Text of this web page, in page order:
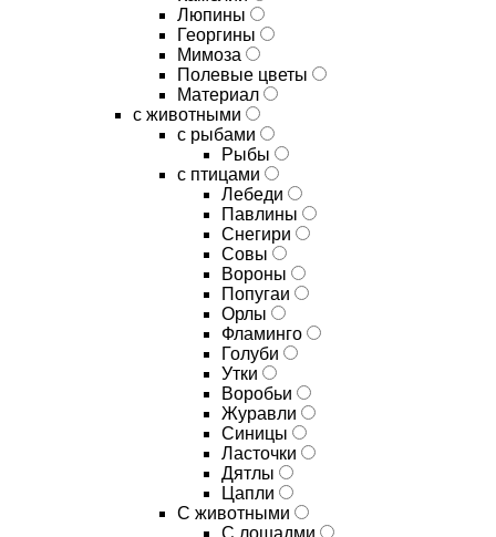
Люпины
Георгины
Мимоза
Полевые цветы
Материал
с животными
с рыбами
Рыбы
с птицами
Лебеди
Павлины
Снегири
Совы
Вороны
Попугаи
Орлы
Фламинго
Голуби
Утки
Воробьи
Журавли
Синицы
Ласточки
Дятлы
Цапли
С животными
С лошадми